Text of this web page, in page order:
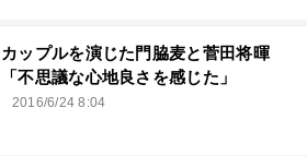
カップルを演じた門脇麦と菅田将暉
「不思議な心地良さを感じた」
2016/6/24 8:04